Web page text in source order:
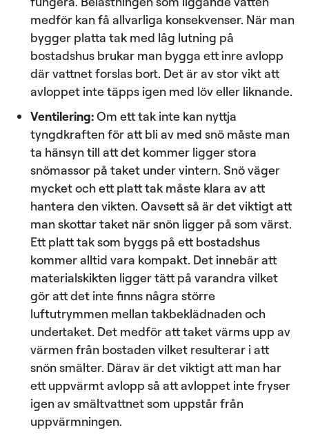
medför kan få allvarliga konsekvenser. När man
bygger platta tak med låg lutning på
bostadshus brukar man bygga ett inre avlopp
där vattnet forslas bort. Det är av stor vikt att
avloppet inte täpps igen med löv eller liknande.
Ventilering:Om ett tak inte kan nyttja
tyngdkraften för att bli av med snö måste man
ta hänsyn till att det kommer ligger stora
snömassor på taket under vintern. Snö väger
mycket och ett platt tak måste klara av att
hantera den vikten. Oavsett så är det viktigt att
man skottar taket när snön ligger på som värst.
Ett platt tak som byggs på ett bostadshus
kommer alltid vara kompakt. Det innebär att
materialskikten ligger tätt på varandra vilket
gör att det inte finns några större
luftutrymmen mellan takbeklädnaden och
undertaket. Det medför att taket värms upp av
värmen från bostaden vilket resulterar i att
snön smälter. Därav är det viktigt att man har
ett uppvärmt avlopp så att avloppet inte fryser
igen av smältvattnet som uppstår från
uppvärmningen.